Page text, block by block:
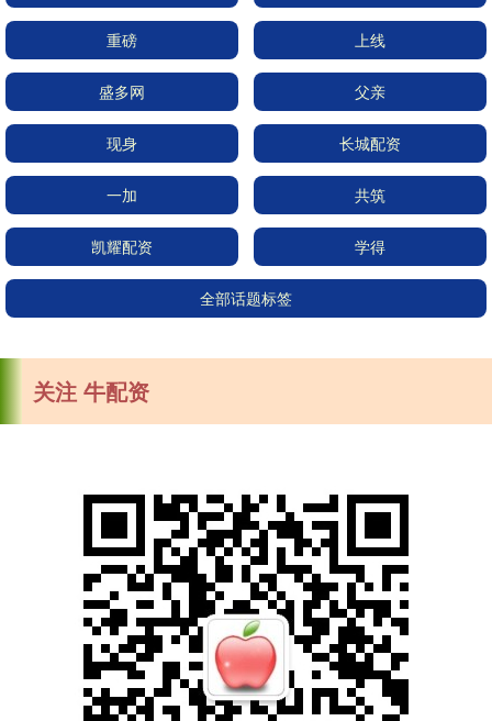
重磅 上线
盛多网 父亲
现身 长城配资
一加 共筑
凯耀配资 学得
全部话题标签
关注 牛配资